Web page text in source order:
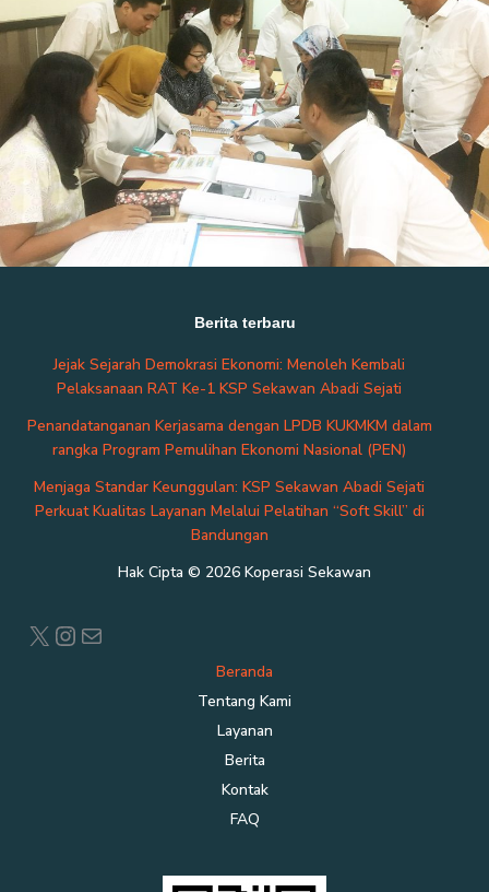
Berita terbaru
Jejak Sejarah Demokrasi Ekonomi: Menoleh Kembali
Pelaksanaan RAT Ke-1 KSP Sekawan Abadi Sejati
Penandatanganan Kerjasama dengan LPDB KUKMKM dalam
rangka Program Pemulihan Ekonomi Nasional (PEN)
Menjaga Standar Keunggulan: KSP Sekawan Abadi Sejati
Perkuat Kualitas Layanan Melalui Pelatihan “Soft Skill” di
Bandungan
Hak Cipta © 2026 Koperasi Sekawan
X Instagram
Mail
Beranda
Tentang Kami
Layanan
Berita
Kontak
FAQ